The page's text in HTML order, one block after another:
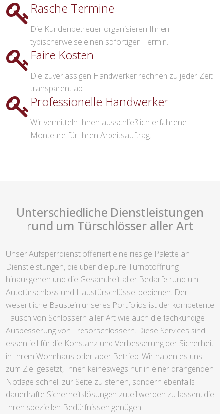
Rasche Termine
Die Kundenbetreuer organisieren Ihnen
typischerweise einen sofortigen Termin.
Faire Kosten
Die zuverlässigen Handwerker rechnen zu jeder Zeit
transparent ab.
Professionelle Handwerker
Wir vermitteln Ihnen ausschließlich erfahrene
Monteure für Ihren Arbeitsauftrag.
Unterschiedliche Dienstleistungen
rund um Türschlösser aller Art
Unser Aufsperrdienst offeriert eine riesige Palette an
Dienstleistungen, die über die pure Türnotöffnung
hinausgehen und die Gesamtheit aller Bedarfe rund um
Autotürschloss und Haustürschlüssel bedienen. Der
wesentliche Baustein unseres Portfolios ist der kompetente
Tausch von Schlössern aller Art wie auch die fachkundige
Ausbesserung von Tresorschlössern. Diese Services sind
essentiell für die Konstanz und Verbesserung der Sicherheit
in Ihrem Wohnhaus oder aber Betrieb. Wir haben es uns
zum Ziel gesetzt, Ihnen keineswegs nur in einer drängenden
Notlage schnell zur Seite zu stehen, sondern ebenfalls
dauerhafte Sicherheitslösungen zuteil werden zu lassen, die
Ihren speziellen Bedürfnissen genügen.